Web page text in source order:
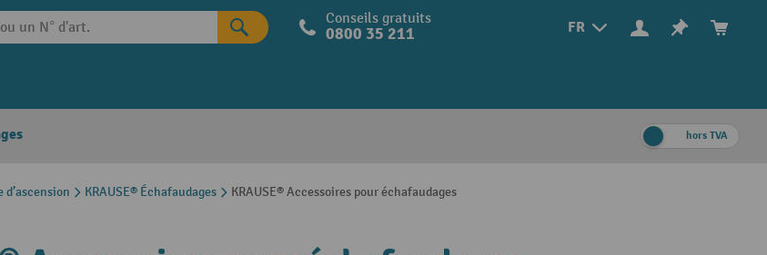
FR
Conseils gratuits
0800 35 211
hors TVA
d’ascension KRAUSE® Échafaudages KRAUSE® Accessoires pour échafaudages